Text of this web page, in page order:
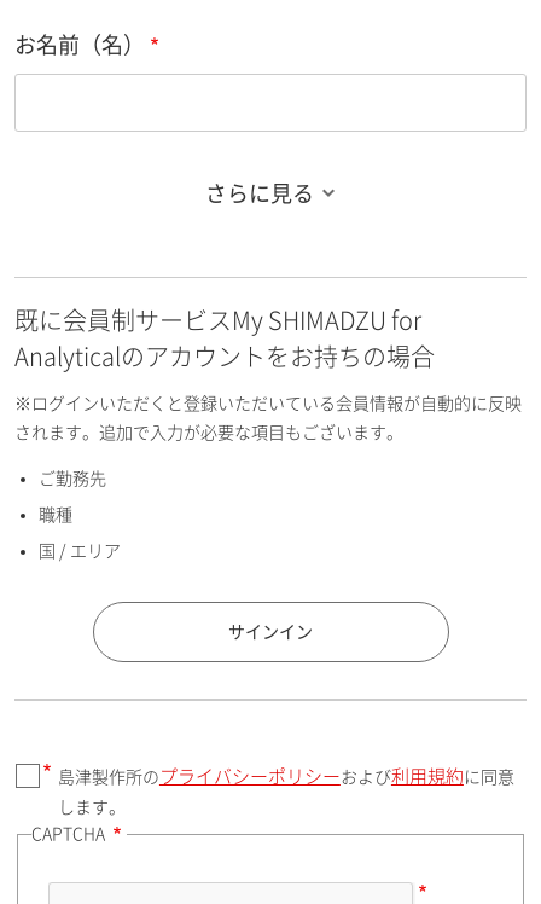
お名前（名）
お名前フリガナ（名）
E-mailアドレス（半角英数）
国 / エリア
郵便番号（勤務先）
さらに見る
既に会員制サービスMy SHIMADZU for
Analyticalのアカウントをお持ちの場合
※ログインいただくと登録いただいている会員情報が自動的に反映
されます。追加で入力が必要な項目もございます。
ご勤務先
職種
国 / エリア
サインイン
島津製作所の プライバシーポリシー および利用規約 に同意
します。
CAPTCHA